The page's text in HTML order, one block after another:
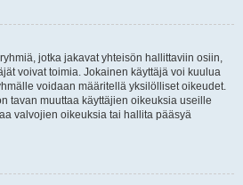
jotka jakavat yhteisön hallittaviin osiin,
voivat toimia. Jokainen käyttäjä voi kuulua
voidaan määritellä yksilölliset oikeudet.
tavan muuttaa käyttäjien oikeuksia useille
valvojien oikeuksia tai hallita pääsyä